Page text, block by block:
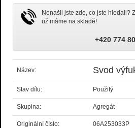
Nenašli jste zde, co jste hledali?
už máme na skladě!
+420 774
Název: Svod
Stav dílu: Použitý
Skupina: Agregát
Originální číslo: 06A253033P